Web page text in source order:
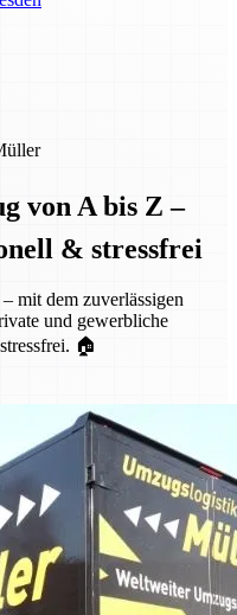
von A bis Z –
& stressfrei
mit dem zuverlässigen
und gewerbliche
🏠